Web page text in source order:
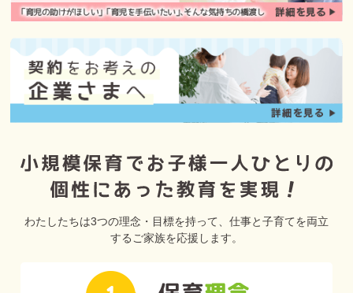
わたしたちは3つの理念・目標を持って、仕事と子育てを両立
するご家族を応援します。